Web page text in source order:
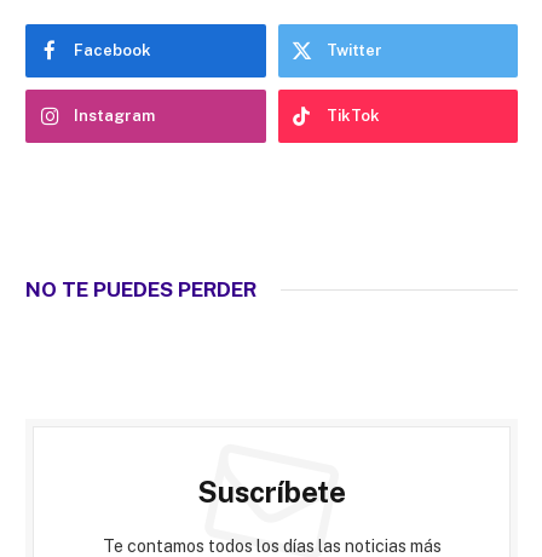
Facebook Twitter
Instagram TikTok
NO TE PUEDES PERDER
Suscríbete
Te contamos todos los días las noticias más